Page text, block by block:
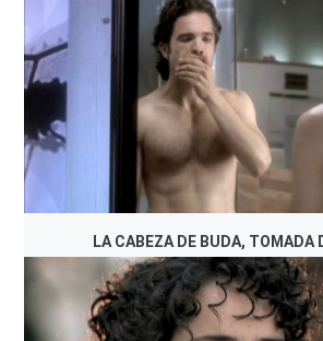
LA CABEZA DE BUDA, TOMADA